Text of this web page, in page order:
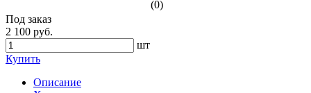
(0)
Под заказ
2 100 руб.
шт
Купить
Описание